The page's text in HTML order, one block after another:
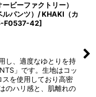
ビーファクトリー）
パンツ）/ KHAKI（カ
F0537-42]
し、適度なゆとりを持
」です。生地はコッ
スを使用しており高密
のハリ感と、肌離れの